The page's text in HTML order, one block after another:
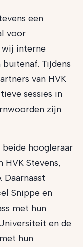
een
voor
wij interne
Tijdens
van HVK
sessies in
zijn
hoogleraar
HVK Stevens,
Snippe en
met hun
en de
hun